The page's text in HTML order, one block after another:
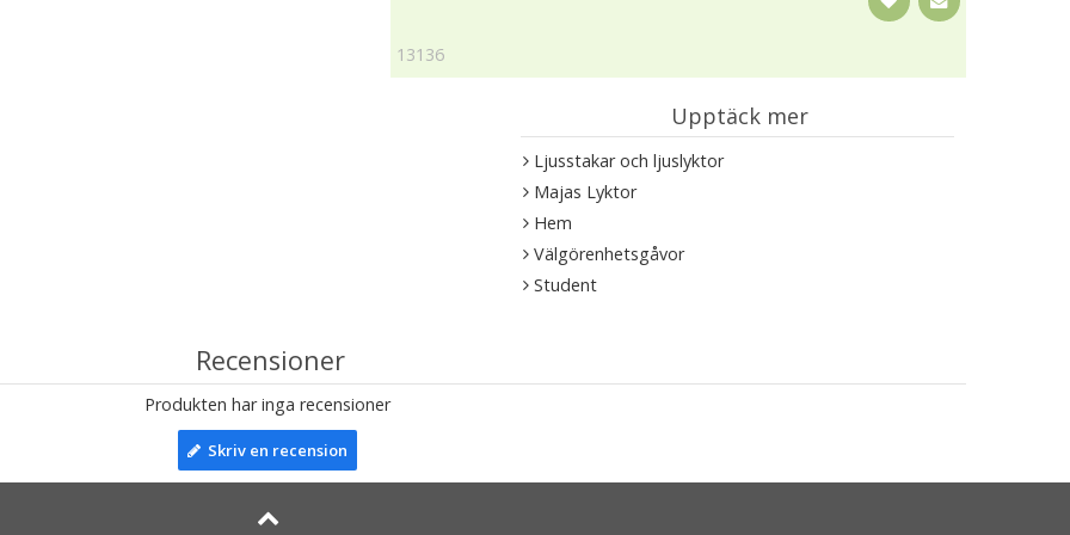
13136
Upptäck mer
Ljusstakar och ljuslyktor
Majas Lyktor
Hem
Välgörenhetsgåvor
Student
Recensioner
Produkten har inga recensioner
Skriv en recension